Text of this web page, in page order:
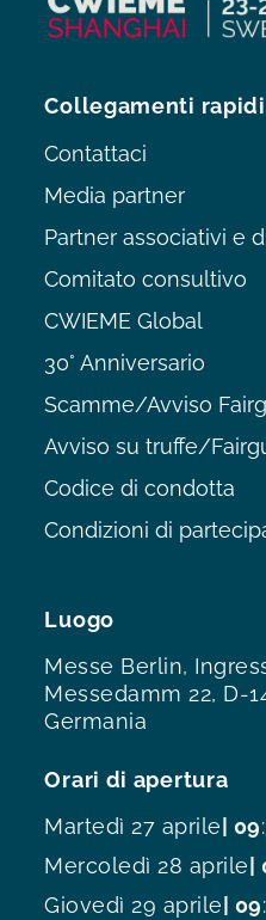
Luogo
Messe Berlin,
Messedamm 22, D-
Germania
Orari di apertura
Martedì 27 aprile | 09
Mercoledì 28 aprile
Giovedì 29 aprile | 09
Collegamenti rapidi
Contattaci
Media partner
Partner associativi e
Comitato consultivo
CWIEME Global
30° Anniversario
Scamme/Avviso
Avviso su truffe/
Codice di condotta
Condizioni di